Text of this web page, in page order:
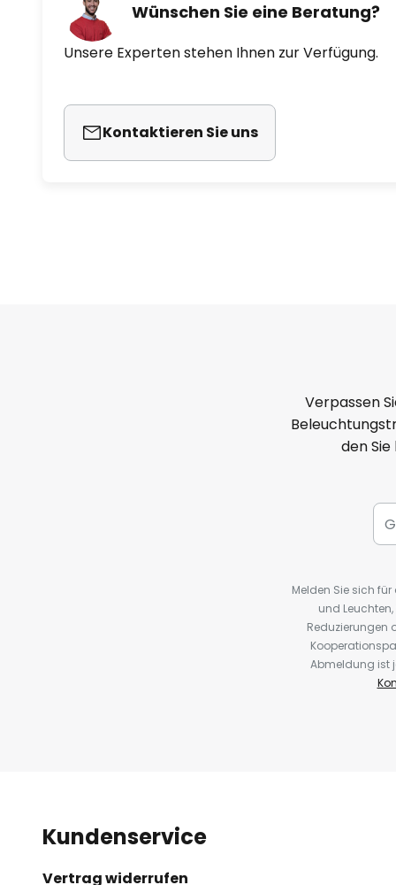
Wünschen Sie eine Beratung?
Unsere Experten stehen Ihnen zur Verfügung.
Kontaktieren Sie uns
Verpassen
den
Melden Sie sich
und
Reduzierungen
Abmeldung ist
Kundenservice
Vertrag widerrufen